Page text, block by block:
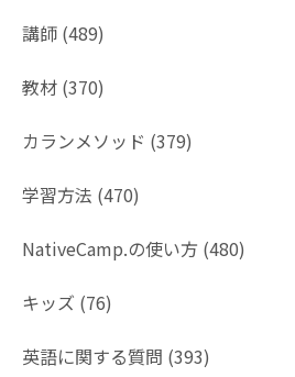
講師 (489)
教材 (370)
カランメソッド (379)
学習方法 (470)
NativeCamp.の使い方 (480)
キッズ (76)
英語に関する質問 (393)